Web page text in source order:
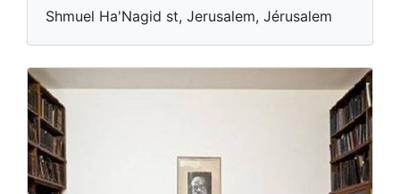
Shmuel Ha'Nagid st, Jerusalem, Jérusalem